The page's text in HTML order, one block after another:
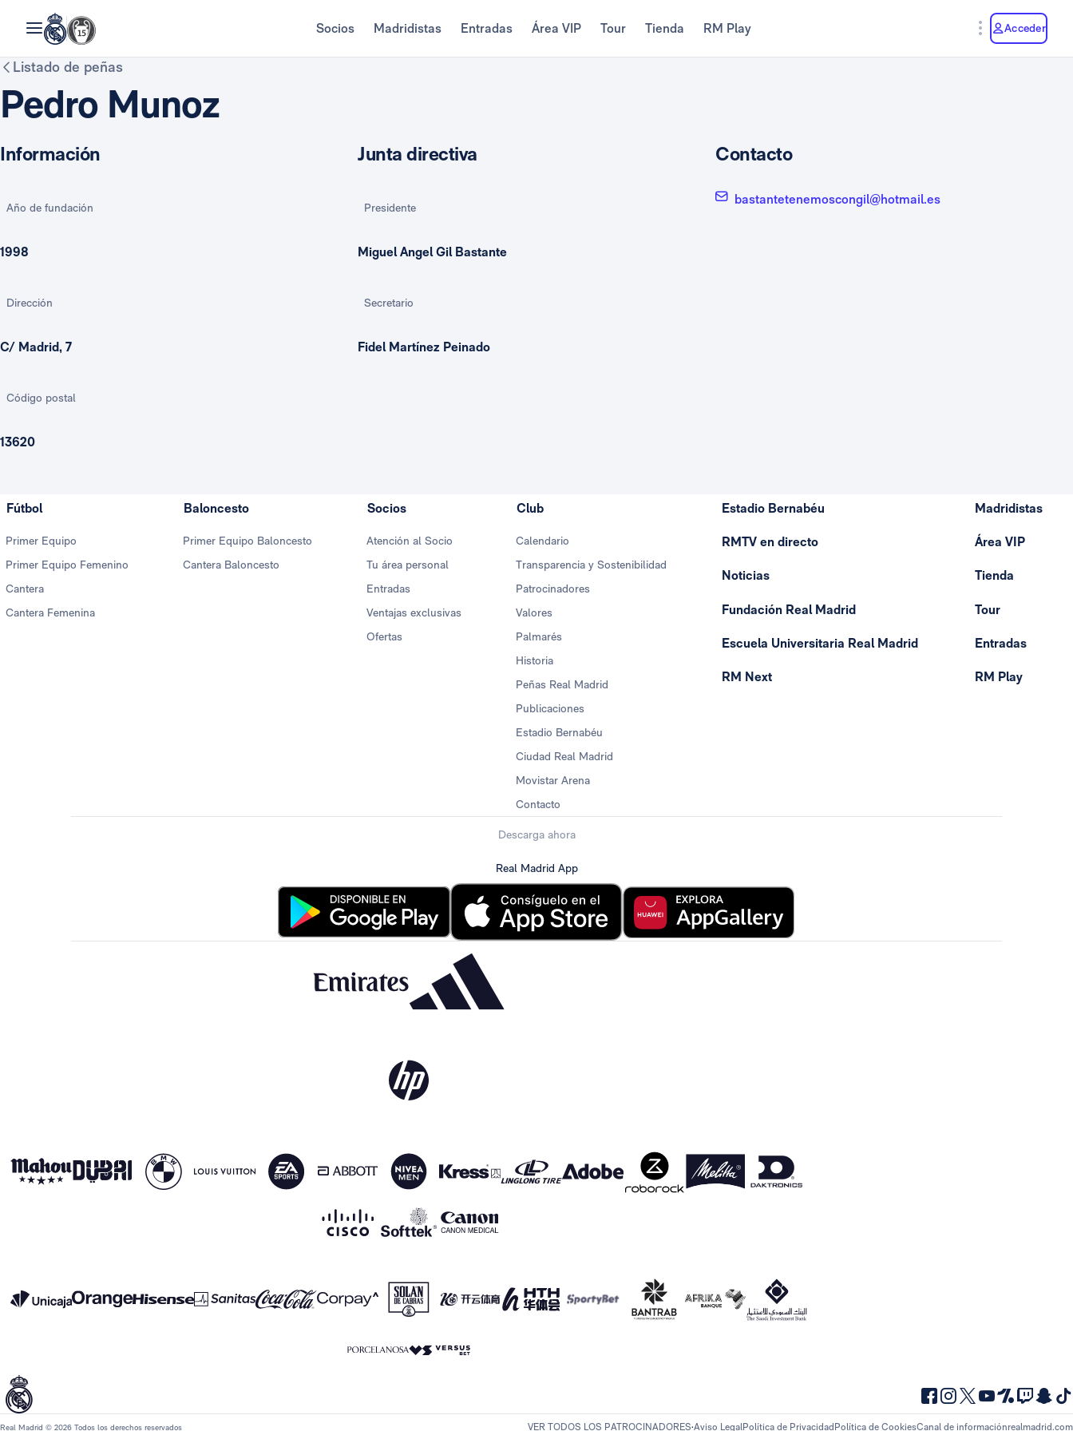
Socios Madridistas Entradas Área VIP Tour Tienda RM Play Acceder
Listado de peñas
Pedro Munoz
Información
Año de fundación
1998
Dirección
C/ Madrid, 7
Código postal
13620
Junta directiva
Presidente
Miguel Angel Gil Bastante
Secretario
Fidel Martínez Peinado
Contacto
bastantetenemoscongil@hotmail.es
Fútbol
Primer Equipo
Primer Equipo Femenino
Cantera
Cantera Femenina
Baloncesto
Primer Equipo Baloncesto
Cantera Baloncesto
Socios
Atención al Socio
Tu área personal
Entradas
Ventajas exclusivas
Ofertas
Club
Calendario
Transparencia y Sostenibilidad
Patrocinadores
Valores
Palmarés
Historia
Peñas Real Madrid
Publicaciones
Estadio Bernabéu
Ciudad Real Madrid
Movistar Arena
Contacto
Estadio Bernabéu
RMTV en directo
Noticias
Fundación Real Madrid
Escuela Universitaria Real Madrid
RM Next
Madridistas
Área VIP
Tienda
Tour
Entradas
RM Play
Descarga ahora
Real Madrid App
Real Madrid © 2026 Todos los derechos reservados VER TODOS LOS PATROCINADORES Aviso LegalPolítica de Privacidad Política de CookiesCanal de informaciónrealmadrid.com